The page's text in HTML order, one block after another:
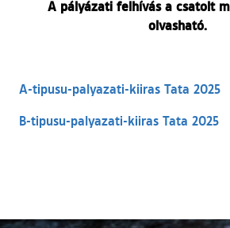
A pályázati felhívás a csatolt
olvasható.
A-tipusu-palyazati-kiiras Tata 2025
B-tipusu-palyazati-kiiras Tata 2025